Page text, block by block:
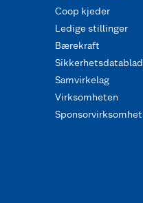
Coop kjeder
Ledige stillinger
Bærekraft
Sikkerhetsdatablad
Samvirkelag
Virksomheten
Sponsorvirksomhet